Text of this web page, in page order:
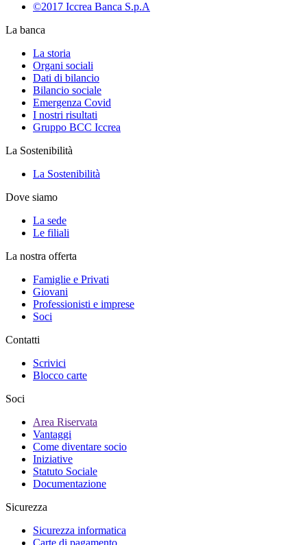
©2017 Iccrea Banca S.p.A
La banca
La storia
Organi sociali
Dati di bilancio
Bilancio sociale
Emergenza Covid
I nostri risultati
Gruppo BCC Iccrea
La Sostenibilità
La Sostenibilità
Dove siamo
La sede
Le filiali
La nostra offerta
Famiglie e Privati
Giovani
Professionisti e imprese
Soci
Contatti
Scrivici
Blocco carte
Soci
Area Riservata
Vantaggi
Come diventare socio
Iniziative
Statuto Sociale
Documentazione
Sicurezza
Sicurezza informatica